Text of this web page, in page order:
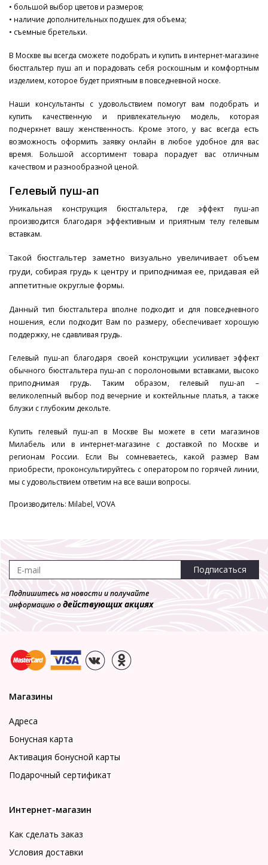
• большой выбор цветов и размеров;
• наличие дополнительных подушек для объема;
• съемные бретельки.
В Москве вы всегда сможете подобрать и купить в интернет-магазине
бюстгальтер пуш ап и порадовать себя роскошным и комфортным
изделием, которое будет приятным в повседневной носке.
Наши консультанты с удовольствием помогут вам подобрать и
купить качественную и привлекательную модель, которая
подчеркнет вашу женственность. Кроме этого, у вас всегда есть
возможность оформить заявку онлайн в любое удобное для вас
время. Большой ассортимент товара порадует вас отличным
качеством и разнообразной ценой.
Гелевый пуш-ап
Уникальная конструкция бюстгальтера, где эффект пуш-ап
производится благодаря эффективным и приятным телу гелевым
вставкам.
Такой бюстгальтер заметно визуально увеличивает объем
груди, собирая грудь к центру и приподнимая ее, придавая ей
аппетитные округлые формы.
Данный тип бюстгальтера вполне подходит и для повседневного
ношения, если подходит Вам по размеру, обеспечивает хорошую
поддержку, не сдавливая грудь.
Гелевый пуш-ап благодаря своей конструкции усиливает эффект
обычного бюстгальтера пуш-ап с поролоновыми вставками, высоко
приподнимая грудь. Таким образом, гелевый пуш-ап –
великолепный выбор под вечерние и коктейльные платья, а также
блузки с глубоким декольте.
Купить гелевый пуш-ап в Москве Вы можете в сети магазинов
Милабель или в интернет-магазине с доставкой по Москве и
регионам России. Если Вы сомневаетесь, какой размер Вам
приобрести, проконсультируйтесь с оператором по горячей линии,
мы с удовольствием ответим на все ваши вопросы.
Производитель: Milabel, VOVA
Подписаться
Подпишитесь на новости и получайте
информацию одействующих акциях
Магазины
Адреса
Бонусная карта
Активация бонусной карты
Подарочный сертификат
Интернет-магазин
Как сделать заказ
Условия доставки